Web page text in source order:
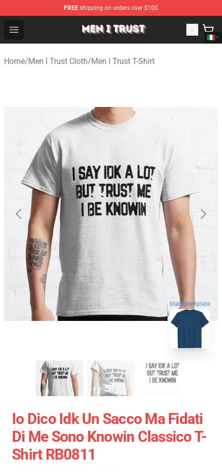
FREE shipping on orders over $100
Open menu
Men I Trust Shop - Official Men I Trust Merchandise Store
Home/Men I Trust Cloth/Men I Trust T-Shirt
blank template
Io Dico Idk Un Sacco Ma Fidati
Di Me Sono Knowin Classico T-
Shirt RB0811